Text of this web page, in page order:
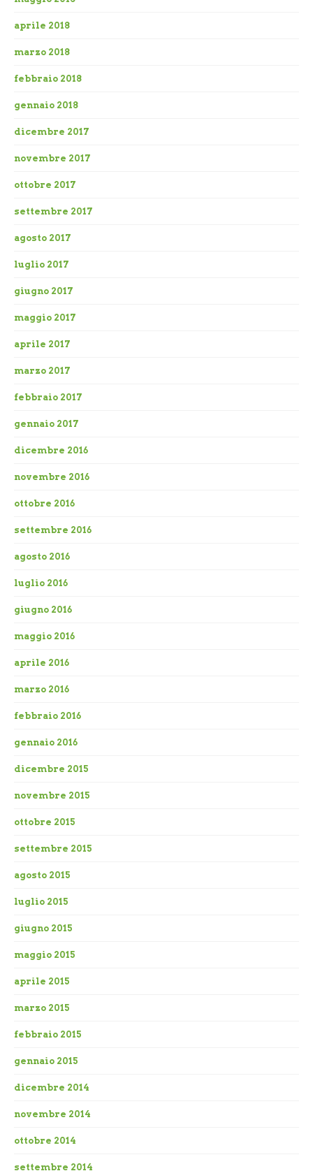
aprile 2018
marzo 2018
febbraio 2018
gennaio 2018
dicembre 2017
novembre 2017
ottobre 2017
settembre 2017
agosto 2017
luglio 2017
giugno 2017
maggio 2017
aprile 2017
marzo 2017
febbraio 2017
gennaio 2017
dicembre 2016
novembre 2016
ottobre 2016
settembre 2016
agosto 2016
luglio 2016
giugno 2016
maggio 2016
aprile 2016
marzo 2016
febbraio 2016
gennaio 2016
dicembre 2015
novembre 2015
ottobre 2015
settembre 2015
agosto 2015
luglio 2015
giugno 2015
maggio 2015
aprile 2015
marzo 2015
febbraio 2015
gennaio 2015
dicembre 2014
novembre 2014
ottobre 2014
settembre 2014